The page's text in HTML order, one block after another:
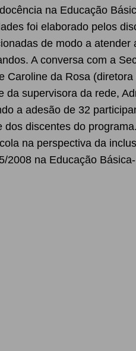
na Educação
foi elaborado pelos
de modo a atender
A conversa com a
Caroline da Rosa
da supervisora da rede,
a adesão de 32
discentes do
na perspectiva da
2008 na Educação